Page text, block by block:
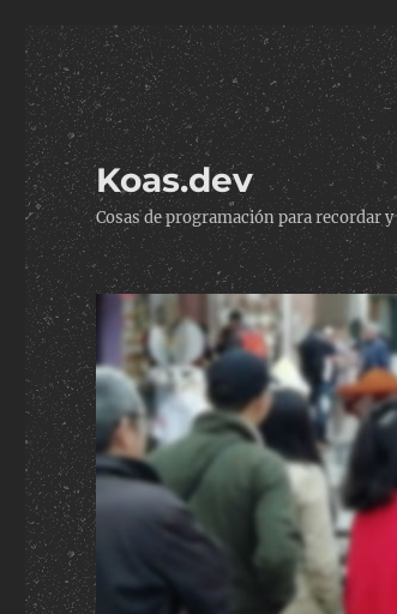
Koas.dev
Cosas de programación para recordar